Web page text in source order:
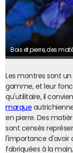
Bois et pierre, des
Les montres sont
gamme, et leur
qu'utilitaire, il
marque
en pierre. Des
sont censés
l'importance d'avoir
fabriquées à la